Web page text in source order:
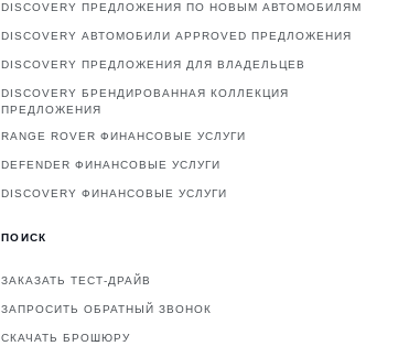
DISCOVERY ПРЕДЛОЖЕНИЯ ПО НОВЫМ АВТОМОБИЛЯМ
DISCOVERY АВТОМОБИЛИ APPROVED ПРЕДЛОЖЕНИЯ
DISCOVERY ПРЕДЛОЖЕНИЯ ДЛЯ ВЛАДЕЛЬЦЕВ
DISCOVERY БРЕНДИРОВАННАЯ КОЛЛЕКЦИЯ
ПРЕДЛОЖЕНИЯ
RANGE ROVER ФИНАНСОВЫЕ УСЛУГИ
DEFENDER ФИНАНСОВЫЕ УСЛУГИ
DISCOVERY ФИНАНСОВЫЕ УСЛУГИ
ПОИСК
ЗАКАЗАТЬ ТЕСТ-ДРАЙВ
ЗАПРОСИТЬ ОБРАТНЫЙ ЗВОНОК
СКАЧАТЬ БРОШЮРУ